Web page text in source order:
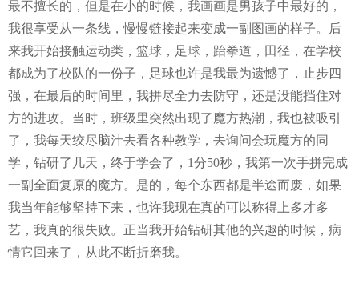
最不擅长的，但是在小的时候，我画画是男孩子中最好的，
我很享受从一条线，慢慢链接起来变成一副图画的样子。后
来我开始接触运动类，篮球，足球，跆拳道，田径，在学校
都成为了校队的一份子，足球也许是我最为遗憾了，止步四
强，在最后的时间里，我拼尽全力去防守，还是没能挡住对
方的进攻。当时，班级里突然出现了魔方热潮，我也被吸引
了，我每天绞尽脑汁去看各种教学，去询问会玩魔方的同
学，钻研了几天，终于学会了，1分50秒，我第一次手拼完成
一副全面复原的魔方。是的，每个东西都是半途而废，如果
我当年能够坚持下来，也许我现在真的可以称得上多才多
艺，我真的很失败。正当我开始钻研其他的兴趣的时候，病
情它回来了，从此不断折磨我。